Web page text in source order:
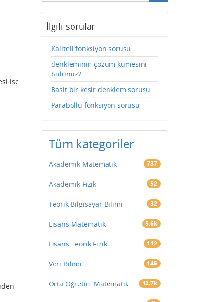
ise
İlgili sorular
Kaliteli fonksiyon sorusu
denkleminin çözüm kümesini
bulunuz?
Basit bir kesir denklem sorusu
Parabollü fonksiyon sorusu
Tüm kategoriler
Akademik Matematik 737
Akademik Fizik 52
Teorik Bilgisayar Bilimi 32
Lisans Matematik 5.6k
Lisans Teorik Fizik 112
Veri Bilimi 145
Orta Öğretim Matematik 12.7k